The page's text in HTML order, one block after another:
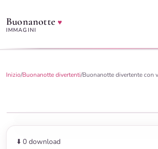
Buonanotte♥
IMMAGINI
Inizio/Buonanotte divertenti/Buonanotte divertente con
⬇️ 0 download